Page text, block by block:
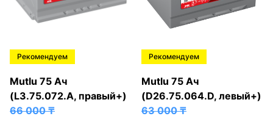
Рекомендуем
Mutlu 75 Ач
(L3.75.072.A, правый+)
66 000₸
Рекомендуем
Mutlu 75 Ач
(D26.75.064.D, левый+)
63 000₸